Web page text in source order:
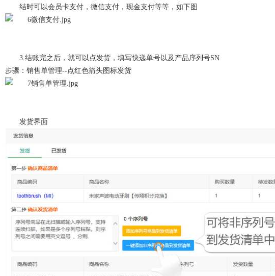
结时可以会员卡支付，微信支付，现金支付等等，如下图
3.结账完之后，就可以点发货，填写快递单号以及产品序列号SN
步骤：销售单管理--点红色箭头图标发货
发货界面